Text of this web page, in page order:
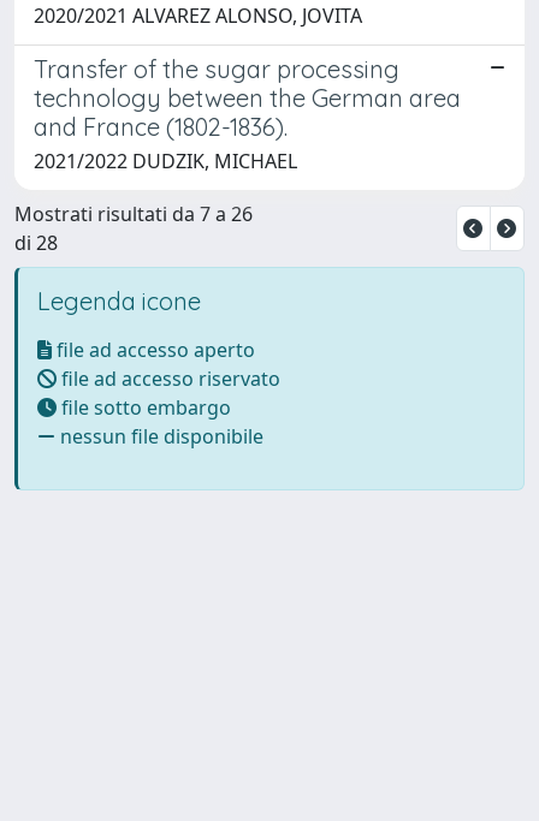
2020/2021 ALVAREZ ALONSO, JOVITA
Transfer of the sugar processing
technology between the German area
and France (1802-1836).
2021/2022 DUDZIK, MICHAEL
Mostrati risultati da 7 a 26
di 28
Legenda icone
file ad accesso aperto
file ad accesso riservato
file sotto embargo
nessun file disponibile